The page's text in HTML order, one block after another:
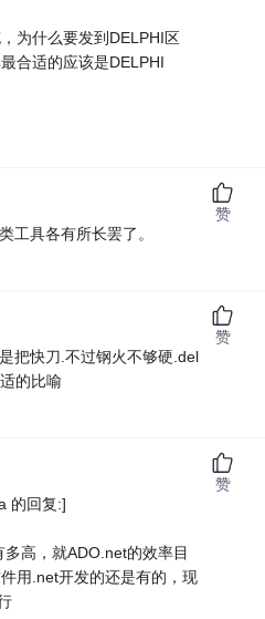
为什么要发到DELPHI区
合适的应该是DELPHI
工具各有所长罢了。
赞
把快刀.不过钢火不够硬.del
的比喻
赞
的回复:]
高，就ADO.net的效率目
用.net开发的还是有的，现
赞